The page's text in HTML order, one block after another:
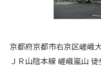
京都府京都市右京区嵯峨
ＪＲ山陰本線 嵯峨嵐山